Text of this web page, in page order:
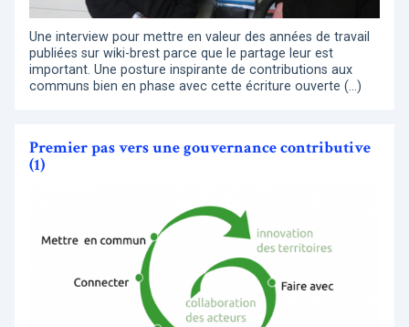
Une interview pour mettre en valeur des années de travail
publiées sur wiki-brest parce que le partage leur est
important. Une posture inspirante de contributions aux
communs bien en phase avec cette écriture ouverte (…)
Premier pas vers une gouvernance contributive
(1)